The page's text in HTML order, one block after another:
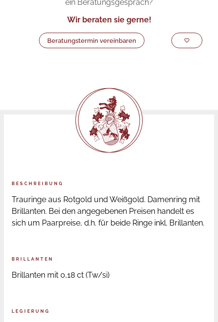
ein Beratungsgespräch?
Wir beraten sie gerne!
Beratungstermin vereinbaren
BESCHREIBUNG
Trauringe aus Rotgold und Weißgold. Damenring mit
Brillanten. Bei den angegebenen Preisen handelt es
sich um Paarpreise, d.h. für beide Ringe inkl. Brillanten.
BRILLANTEN
Brillanten mit 0,18 ct (Tw/si)
LEGIERUNG